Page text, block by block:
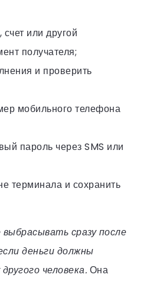
счет или другой
получателя;
и проверить
мобильного телефона
пароль через SMS или
терминала и сохранить
сразу после
деньги должны
человека. Она